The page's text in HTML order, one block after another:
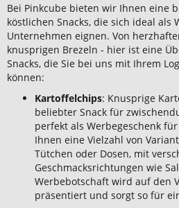
Bei Pinkcube bieten wir Ihnen eine
köstlichen Snacks, die sich ideal als
Unternehmen eignen. Von
knusprigen Brezeln - hier ist eine
Snacks, die Sie bei uns mit Ihrem
können:
Kartoffelchips: Knusprige
beliebter Snack für
perfekt als Werbegeschenk
Ihnen eine Vielzahl von
Tütchen oder Dosen, mit
Geschmacksrichtungen wie
Werbebotschaft wird auf den
präsentiert und sorgt so für